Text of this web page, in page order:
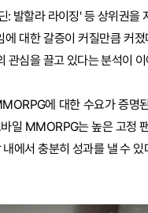
: 발할라 라이징' 등 상위권
에 대한 갈증이 커질만큼 커
관심을 끌고 있다는 분석이
에 대한 수요가 증명
일 MMORPG는 높은 고정
에서 충분히 성과를 낼 수